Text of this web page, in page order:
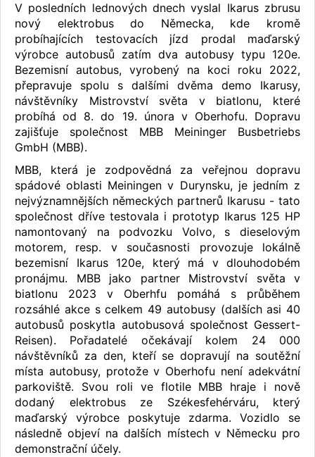
V posledních lednových dnech vyslal Ikarus zbrusu
nový elektrobus do Německa, kde kromě
probíhajících testovacích jízd prodal maďarský
výrobce autobusů zatím dva autobusy typu 120e.
Bezemisní autobus, vyrobený na koci roku 2022,
přepravuje spolu s dalšími dvěma demo Ikarusy,
návštěvníky Mistrovství světa v biatlonu, které
probíhá od 8. do 19. února v Oberhofu. Dopravu
zajišťuje společnost MBB Meininger Busbetriebs
GmbH (MBB).
MBB, která je zodpovědná za veřejnou dopravu
spádové oblasti Meiningen v Durynsku, je jedním z
nejvýznamnějších německých partnerů Ikarusu - tato
společnost dříve testovala i prototyp Ikarus 125 HP
namontovaný na podvozku Volvo, s dieselovým
motorem, resp. v současnosti provozuje lokálně
bezemisní Ikarus 120e, který má v dlouhodobém
pronájmu. MBB jako partner Mistrovství světa v
biatlonu 2023 v Oberhfu pomáhá s průběhem
rozsáhlé akce s celkem 49 autobusy (dalších asi 40
autobusů poskytla autobusová společnost Gessert-
Reisen). Pořadatelé očekávají kolem 24 000
návštěvníků za den, kteří se dopravují na soutěžní
místa autobusy, protože v Oberhofu není adekvátní
parkoviště. Svou roli ve flotile MBB hraje i nově
dodaný elektrobus ze Székesfehérváru, který
maďarský výrobce poskytuje zdarma. Vozidlo se
následně objeví na dalších místech v Německu pro
demonstrační účely.